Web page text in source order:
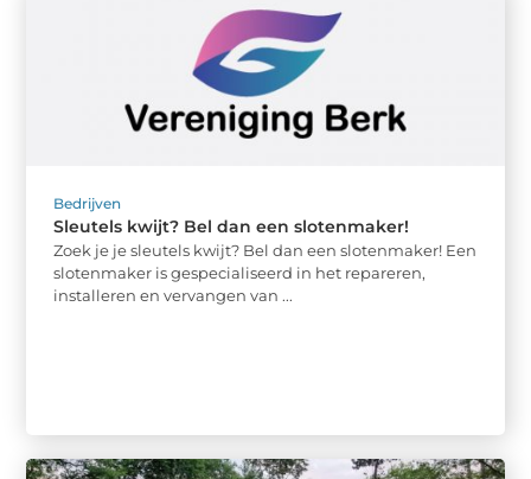
Bedrijven
Sleutels kwijt? Bel dan een slotenmaker!
Zoek je je sleutels kwijt? Bel dan een slotenmaker! Een
slotenmaker is gespecialiseerd in het repareren,
installeren en vervangen van ...